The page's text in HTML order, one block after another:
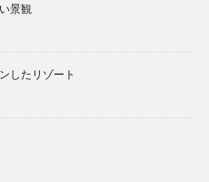
景観
したリゾート